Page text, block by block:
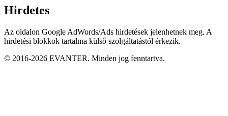
Hirdetes
Az oldalon Google AdWords/Ads hirdetések jelenhetnek meg. A
hirdetési blokkok tartalma külső szolgáltatástól érkezik.
© 2016-2026 EVANTER. Minden jog fenntartva.